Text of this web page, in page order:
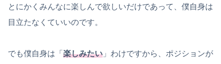
とにかくみんなに楽しんで欲しいだけであって、僕自身は
目立たなくていいのです。
でも僕自身は「 楽しみたい 」わけですから、ポジションが